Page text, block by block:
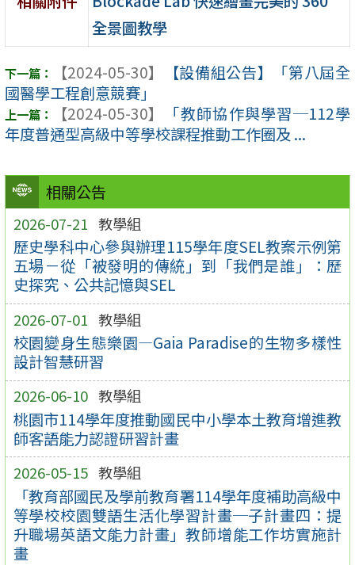
相關公告
2026-07-21 教學組
歷史學科中心參與辦理115學年度SEL教案示例第
五場－從「被發明的傳統」到「我們是誰」：歷
史探究、公共記憶與SEL
2026-07-01 教學組
校園變身生態樂園—Gaia Paradise的生物多樣性
設計智慧研習
2026-06-10 教學組
桃園市114學年度推動國民中小學本土教育增進教
師客語能力認證研習計畫
2026-05-15 教學組
「教育部國民及學前教育署114學年度補助高級中
等學校校園雙語生活化學習計畫─子計畫四：提
升職場英語文能力計畫」教師增能工作坊實施計
畫
全景圖教學
【2024-05-30】
【設備組公告】「第八屆全
國醫學工程創意競賽」
【2024-05-30】
「教師協作與學習─112學
年度普通型高級中等學校課程推動工作圈及 ...